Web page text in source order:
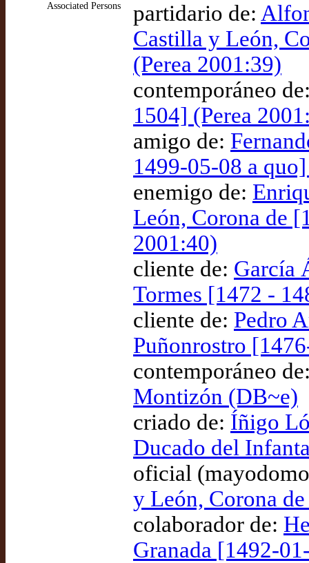
Associated Persons partidario de:
Castilla y León,
(Perea 2001:39)
contemporáneo
1504] (Perea
amigo de:
1499-05-08 a
enemigo de:
León, Corona de
2001:40)
cliente de: García
Tormes [1472 -
cliente de: Pedro
Puñonrostro
contemporáneo
Montizón (DB~e)
criado de: Íñigo
Ducado del
oficial
y León, Corona
colaborador de:
Granada [1492-